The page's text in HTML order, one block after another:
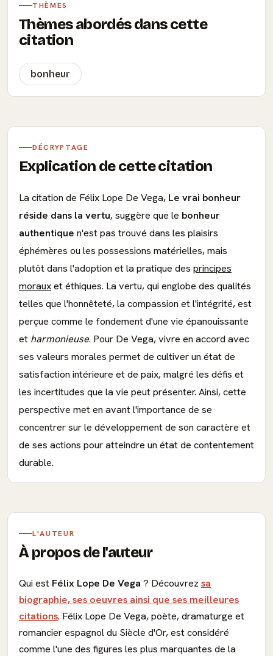
THÈMES
Thèmes abordés dans cette
citation
bonheur
DÉCRYPTAGE
Explication de cette citation
La citation de Félix Lope De Vega, Le vrai bonheur
réside dans la vertu, suggère que le bonheur
authentique n'est pas trouvé dans les plaisirs
éphémères ou les possessions matérielles, mais
plutôt dans l'adoption et la pratique des principes
morauxet éthiques. La vertu, qui englobe des qualités
telles que l'honnêteté, la compassion et l'intégrité, est
perçue comme le fondement d'une vie épanouissante
et harmonieuse. Pour De Vega, vivre en accord avec
ses valeurs morales permet de cultiver un état de
satisfaction intérieure et de paix, malgré les défis et
les incertitudes que la vie peut présenter. Ainsi, cette
perspective met en avant l'importance de se
concentrer sur le développement de son caractère et
de ses actions pour atteindre un état de contentement
durable.
L'AUTEUR
À propos de l'auteur
Qui est Félix Lope De Vega ? Découvrez sa
biographie, ses oeuvres ainsi que ses meilleures
citations. Félix Lope De Vega, poète, dramaturge et
romancier espagnol du Siècle d'Or, est considéré
comme l'une des figures les plus marquantes de la